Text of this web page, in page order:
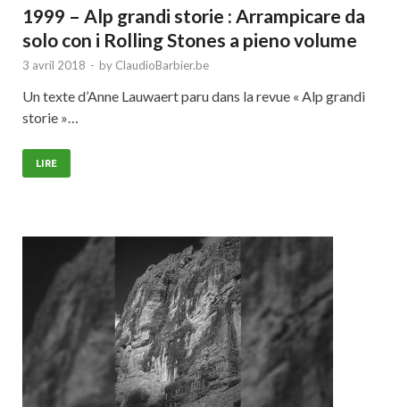
1999 – Alp grandi storie : Arrampicare da
solo con i Rolling Stones a pieno volume
3 avril 2018 - by ClaudioBarbier.be
Un texte d’Anne Lauwaert paru dans la revue « Alp grandi
storie »…
LIRE